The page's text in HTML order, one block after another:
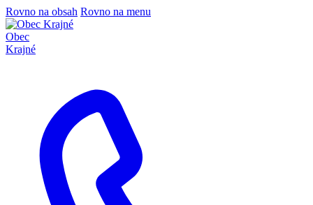
Rovno na obsah Rovno na menu
Obec
Krajné